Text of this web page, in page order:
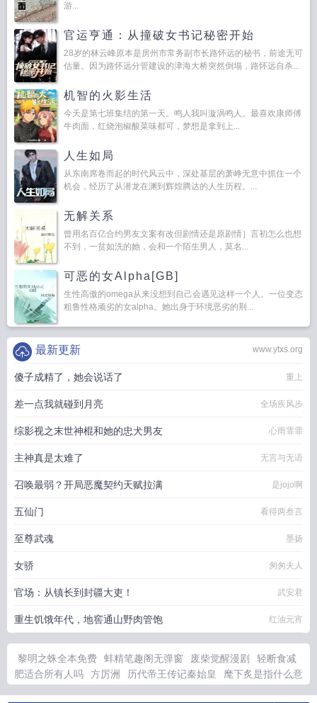
游...
官运亨通：从撞破女书记秘密开始
28岁的林云峰原本是房州市常务副市长路怀远的秘书，前途无可
估量。因为路怀远分管建设的津海大桥突然倒塌，路怀远自杀...
机智的火影生活
今天是第七班集结的第一天。鸣人我叫漩涡鸣人。最喜欢康师傅
牛肉面，红烧泡椒酸菜味都可，梦想是拿到上...
人生如局
从东南席卷而起的时代风云中，深处基层的萧峥无意中抓住一个
机会，经历了从潜龙在渊到辉煌腾达的人生历程。...
无解关系
曾用名百亿合约男友文案有改但剧情还是原剧情］言初怎么也想
不到，一贫如洗的她，会和一个陌生男人，莫名...
可恶的女Alpha[GB]
生性高傲的omega从来没想到自己会遇见这样一个人。一位变态
粗鲁性格顽劣的女alpha。她出身于环境恶劣的荆...
www.ytxs.org
最新更新
傻子成精了，她会说话了 重上
差一点我就碰到月亮 全场疾风步
综影视之末世神棍和她的忠犬男友 心雨霏霏
主神真是太难了 无言与无语
召唤最弱？开局恶魔契约天赋拉满 是jojo啊
五仙门 看得两叁言
至尊武魂 墨扬
女骄 匆匆夫人
官场：从镇长到封疆大吏！ 武安君
重生饥饿年代，地窖通山野肉管饱 红油元宵
黎明之蛛全本免费 蚌精笔趣阁无弹窗 废柴觉醒漫剧
轻断食减
肥适合所有人吗
方厉洲 历代帝王传记秦始皇
麾下炙是指什么意